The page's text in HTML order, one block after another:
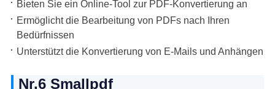
Bieten Sie ein Online-Tool zur PDF-Konvertierung an
Ermöglicht die Bearbeitung von PDFs nach Ihren
Bedürfnissen
Unterstützt die Konvertierung von E-Mails und Anhängen
Nr.6 Smallpdf